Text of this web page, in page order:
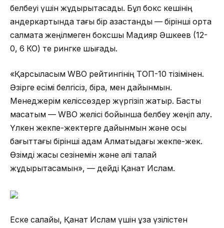
белбеуі үшін жұдырықтасады. Бұл бокс кешінің
андеркартында тағы бір қазастандық — бірінші орта
салмақта жеңілмеген боксшы Мадияр Әшкеев (12-
0, 6 КО) те рингке шығады.
«Қарсыласым WBO рейтингінің ТОП-10 тізімінен.
Әзірге есімі белгісіз, бірақ, мен дайынмын.
Менеджерім келіссөздер жүргізіп жатыр. Басты
мақсатым — WBO желісі бойынша белбеу жеңіп алу.
Үлкен жекпе-жектерге дайынмын және осы
бағыттағы бірінші қадам Алматыдағы жекпе-жек.
Өзімді жақсы сезінемін және әлі талай
жұдырықтасамын», — дейді Қанат Ислам.
Еске салайық, Қанат Ислам үшін ұзақ үзілістен